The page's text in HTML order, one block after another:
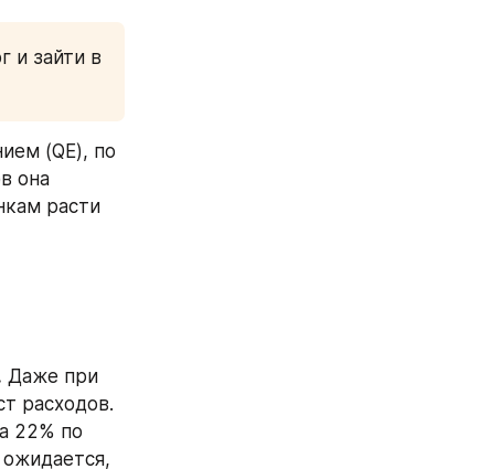
и зайти в
(QE), по
она
расти
Даже при
расходов.
22% по